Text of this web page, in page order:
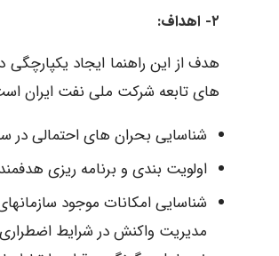
۲- اهداف:
هدف از این راهنما ایجاد
های تابعه شرکت ملی نفت ایران
شناسایی بحران های احتمالی
اولویت بندی و برنامه ریزی
شناسایی امکانات موجود